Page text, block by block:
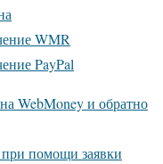
WMR
PayPal
WebMoney и обратно
помощи заявки